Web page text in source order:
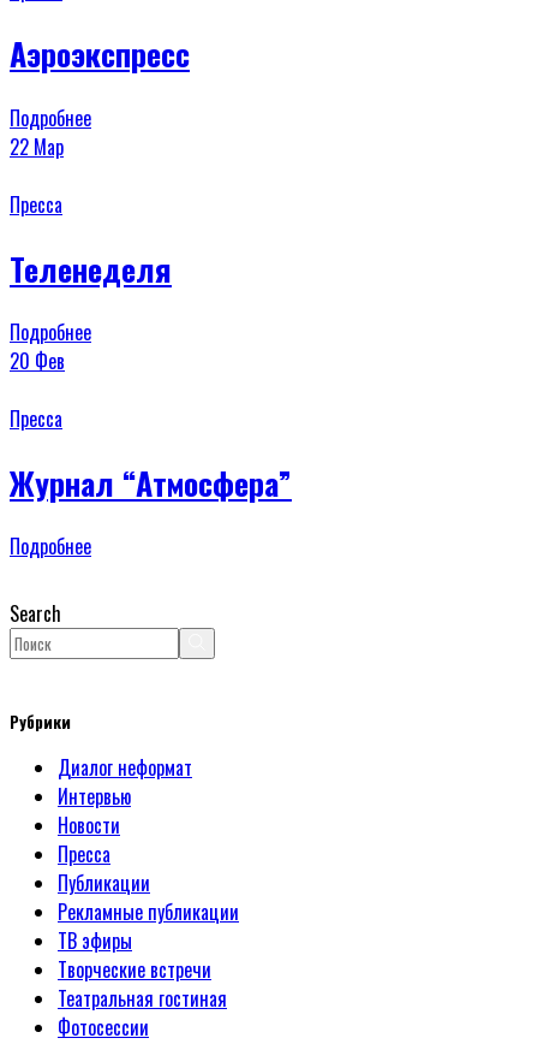
Аэроэкспресс
Подробнее
22 Мар
Пресса
Теленеделя
Подробнее
20 Фев
Пресса
Журнал “Атмосфера”
Подробнее
Search
Рубрики
Диалог неформат
Интервью
Новости
Пресса
Публикации
Рекламные публикации
ТВ эфиры
Творческие встречи
Театральная гостиная
Фотосессии